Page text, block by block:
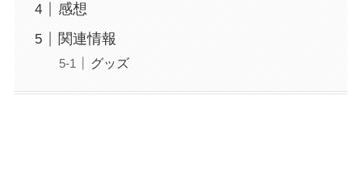
感想
関連情報
グッズ